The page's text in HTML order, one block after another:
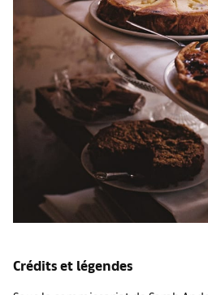
Crédits et légendes